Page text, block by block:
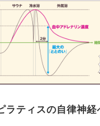
ティスの自律神経